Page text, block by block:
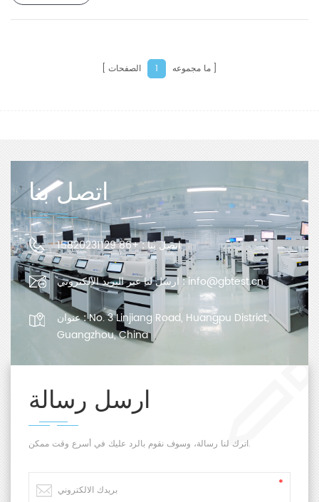
ما مجموعه 1 الصفحات
اتصل بنا
اتصل بنا :+86 15820231129
ارسل لنا عبر البريد الإلكتروني :info@gbtest.cn
عنوان :No. 3 Linjiang Road, Huangpu District,
Guangzhou, China
ارسل رسالة
اترك لنا رسالة، وسوف نقوم بالرد عليك في أسرع وقت ممكن.